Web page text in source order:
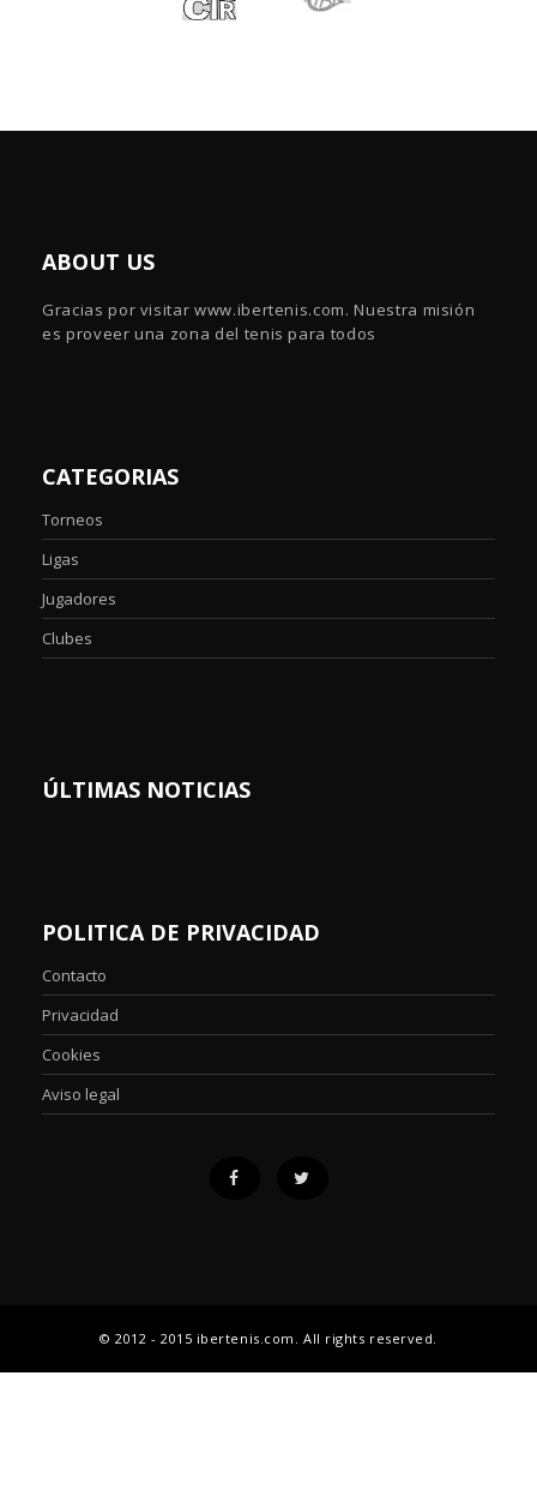
ABOUT US
Gracias por visitar www.ibertenis.com. Nuestra misión
es proveer una zona del tenis para todos
CATEGORIAS
Torneos
Ligas
Jugadores
Clubes
ÚLTIMAS NOTICIAS
POLITICA DE PRIVACIDAD
Contacto
Privacidad
Cookies
Aviso legal
© 2012 - 2015 ibertenis.com. All rights reserved.